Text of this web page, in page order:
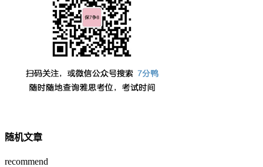
随机文章
recommend